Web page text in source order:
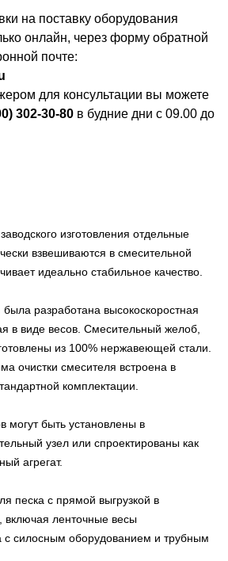
на поставку оборудования
онлайн, через форму обратной
почте:
для консультации вы можете
302-30-80 в будние дни с 09.00 до
изготовления отдельные
взвешиваются в смесительной
идеально стабильное качество.
разработана высокоскоростная
в виде весов. Смесительный желоб,
из 100% нержавеющей стали.
очистки смесителя встроена в
комплектации.
могут быть установлены в
узел или спроектированы как
агрегат.
песка с прямой выгрузкой в
включая ленточные весы
с силосным оборудованием и трубным